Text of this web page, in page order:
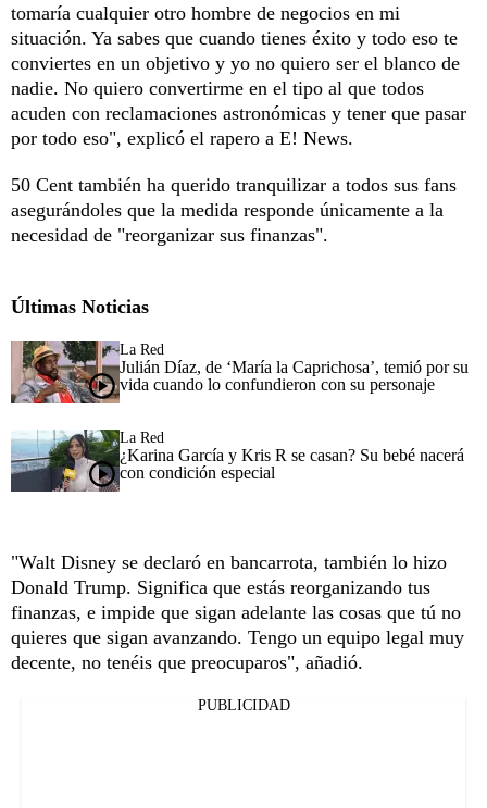
tomaría cualquier otro hombre de negocios en mi
situación. Ya sabes que cuando tienes éxito y todo eso te
conviertes en un objetivo y yo no quiero ser el blanco de
nadie. No quiero convertirme en el tipo al que todos
acuden con reclamaciones astronómicas y tener que pasar
por todo eso", explicó el rapero a E! News.
50 Cent también ha querido tranquilizar a todos sus fans
asegurándoles que la medida responde únicamente a la
necesidad de "reorganizar sus finanzas".
Últimas Noticias
La Red
Julián Díaz, de ‘María la Caprichosa’, temió por su
vida cuando lo confundieron con su personaje
La Red
¿Karina García y Kris R se casan? Su bebé nacerá
con condición especial
"Walt Disney se declaró en bancarrota, también lo hizo
Donald Trump. Significa que estás reorganizando tus
finanzas, e impide que sigan adelante las cosas que tú no
quieres que sigan avanzando. Tengo un equipo legal muy
decente, no tenéis que preocuparos", añadió.
PUBLICIDAD